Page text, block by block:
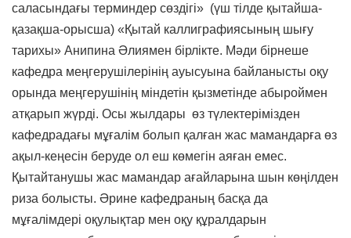
саласындағы терминдер сөздігі» (үш тілде қытайша-
қазақша-орысша) «Қытай каллиграфиясының шығу
тарихы» Анипина Әлиямен бірлікте. Мәди бірнеше
кафедра меңгерушілерінің ауысуына байланысты оқу
орында меңгерушінің міндетін қызметінде абыроймен
атқарып жүрді. Осы жылдары өз түлектерімізден
кафедрадағы мұғалім болып қалған жас мамандарға өз
ақыл-кеңесін беруде ол еш көмегін аяған емес.
Қытайтанушы жас мамандар ағайларына шын көңілден
риза болысты. Әрине кафедраның басқа да
мұғалімдері оқулықтар мен оқу құралдарын